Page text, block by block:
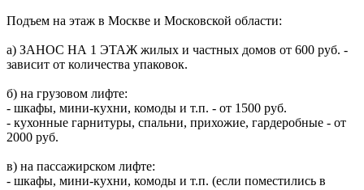
Подъем на этаж в Москве и Московской области:
а) ЗАНОС НА 1 ЭТАЖ жилых и частных домов от 600 руб. -
зависит от количества упаковок.
б) на грузовом лифте:
- шкафы, мини-кухни, комоды и т.п. - от 1500 руб.
- кухонные гарнитуры, спальни, прихожие, гардеробные - от
2000 руб.
в) на пассажирском лифте:
- шкафы, мини-кухни, комоды и т.п. (если поместились в